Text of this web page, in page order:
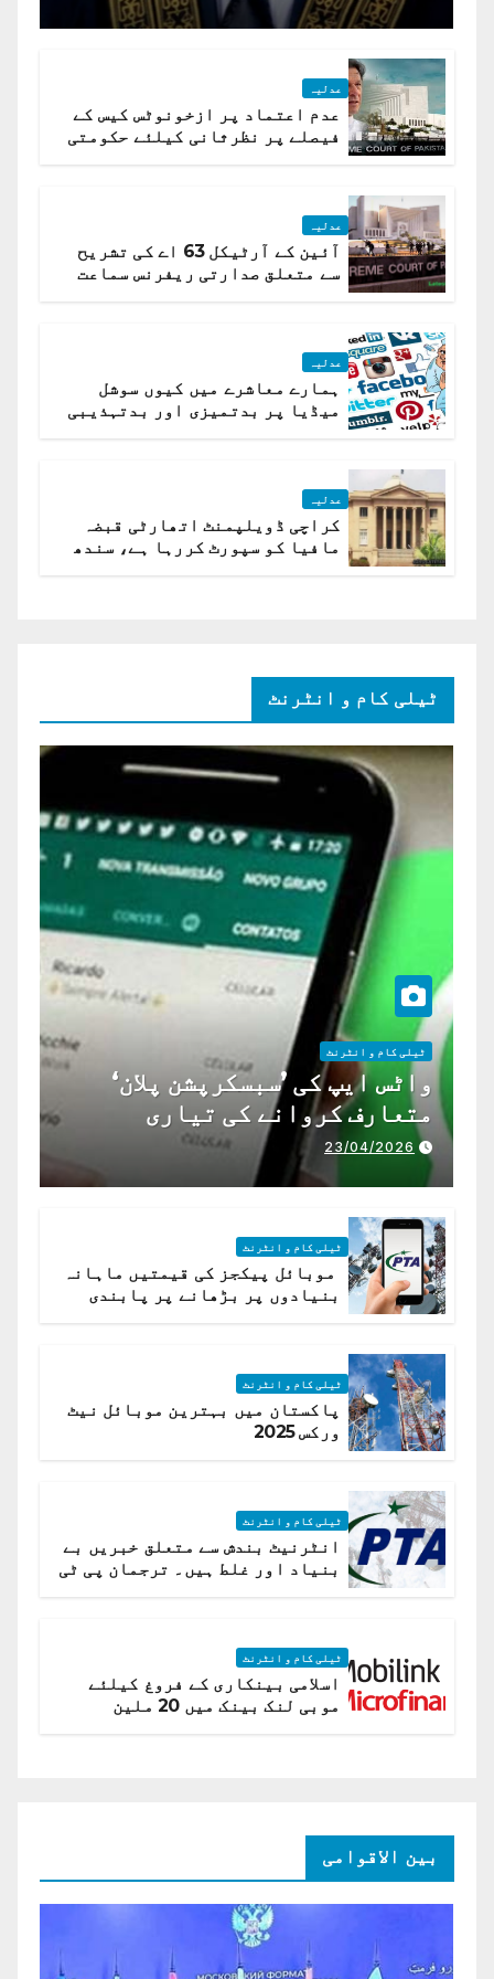
جسٹس پاکستان
عدلیہ
عدم اعتماد پر ازخونوٹس کیس کے
فیصلے پر نظرثانی کیلئے حکومتی
عدلیہ
آئین کے آرٹیکل 63 اے کی تشریح
سے متعلق صدارتی ریفرنس سماعت
عدلیہ
ہمارے معاشرے میں کیوں سوشل
میڈیا پر بدتمیزی اور بدتہذیبی
عدلیہ
کراچی ڈویلپمنٹ اتھارٹی قبضہ
مافیا کو سپورٹ کررہا ہے، سندھ
ٹیلی کام و انٹرنٹ
ٹیلی کام و انٹرنٹ
واٹس ایپ کی ’سبسکرپشن پلان‘
متعارف کروانے کی تیاری
23/04/2026
ٹیلی کام و انٹرنٹ
موبائل پیکجز کی قیمتیں ماہانہ
بنیادوں پر بڑھانے پر پابندی
ٹیلی کام و انٹرنٹ
پاکستان میں بہترین موبائل نیٹ
ورکس 2025
ٹیلی کام و انٹرنٹ
انٹرنیٹ بندش سے متعلق خبریں بے
بنیاد اور غلط ہیں۔ ترجمان پی ٹی
ٹیلی کام و انٹرنٹ
اسلامی بینکاری کے فروغ کیلئے
موبی لنک بینک میں 20 ملین
بین الاقوامی